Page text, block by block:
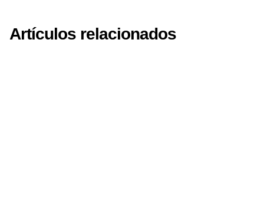
Artículos relacionados